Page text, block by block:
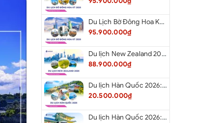
Du Lịch Bờ Đông Hoa Kỳ 2026: New York - Boston - New Hampshire - Artist’s Bluff - Echo Lake Kancamagus Highway - White Mountains - Albany - Buffalo Niagara Falls - Corning - Washington DC
95.900.000₫
Du lịch New Zealand 2026: Tour Auckland - Waitomo - Taupo - Rotorua - Matamata - Hamilton
88.900.000₫
Du lịch Hàn Quốc 2026: Tour Hà Nội - Busan - Gyeongju - Seoul - Đảo Nami - Tàu Điện Ven Biển Haeundae - Cầu Kính Oryukdo - Làng Văn Hóa Huinnyeoul
20.500.000₫
Du lịch Hàn Quốc 2026: Tour Hà Nội - Seoul - Nami - Everland - Painter Show - Thư Viện Sách